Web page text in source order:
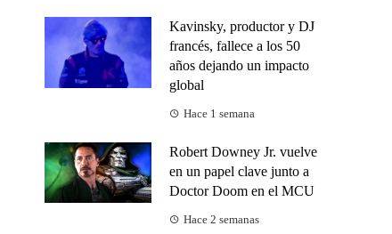
Kavinsky, productor y DJ
francés, fallece a los 50
años dejando un impacto
global
Hace 1 semana
Robert Downey Jr. vuelve
en un papel clave junto a
Doctor Doom en el MCU
Hace 2 semanas